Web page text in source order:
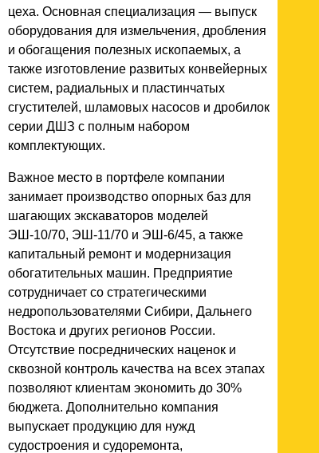
цеха. Основная специализация — выпуск
оборудования для измельчения, дробления
и обогащения полезных ископаемых, а
также изготовление развитых конвейерных
систем, радиальных и пластинчатых
сгустителей, шламовых насосов и дробилок
серии ДШЗ с полным набором
комплектующих.
Важное место в портфеле компании
занимает производство опорных баз для
шагающих экскаваторов моделей
ЭШ-10/70, ЭШ-11/70 и ЭШ-6/45, а также
капитальный ремонт и модернизация
обогатительных машин. Предприятие
сотрудничает со стратегическими
недропользователями Сибири, Дальнего
Востока и других регионов России.
Отсутствие посреднических наценок и
сквозной контроль качества на всех этапах
позволяют клиентам экономить до 30%
бюджета. Дополнительно компания
выпускает продукцию для нужд
судостроения и судоремонта,